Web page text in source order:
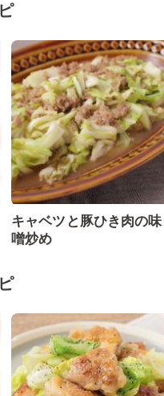
キャベツと豚ひき肉の味
噌炒め